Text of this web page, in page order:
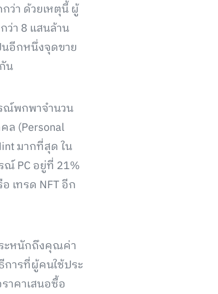
ว่า ด้วยเหตุนี้ ผู้
ว่า 8 แสนล้าน
นอีกหนึ่งจุดขาย
น
ณ์พกพาจำนวน
ล (Personal
มากที่สุด ใน
PC อยู่ที่ 21%
เทรด NFT อีก
ะหนักถึงคุณค่า
การที่ผู้คนใช้ประ
าคาเสนอซื้อ